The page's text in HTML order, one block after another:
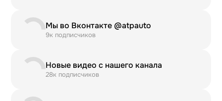
Мы во Вконтакте @atpauto
9к подписчиков
Новые видео с нашего канала
28к подписчиков